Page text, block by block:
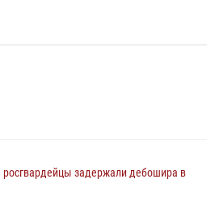
задержали дебошира в